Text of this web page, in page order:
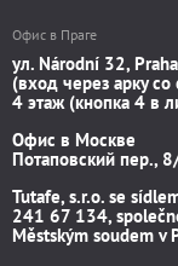
Офис в Праге
ул. Národní 32,
(вход через арку
4 этаж (кнопка 4 в
Офис в Москве
Потаповский пер.,
Tutafe, s.r.o. se
241 67 134,
Městským soudem v